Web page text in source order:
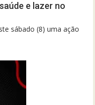
e lazer no
sábado (8) uma ação